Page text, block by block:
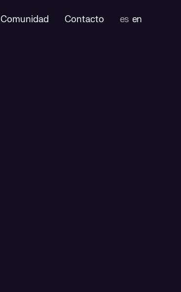
Comunidad Contacto es en